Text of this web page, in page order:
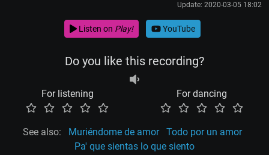
Update: 2020-03-05 18:02
Listen on Play! YouTube
Do you like this recording?
For listening For dancing
See also: Muriéndome de amor
Todo por un amor
Pa' que sientas lo que siento